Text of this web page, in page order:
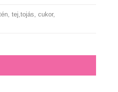
tej,tojás, cukor,